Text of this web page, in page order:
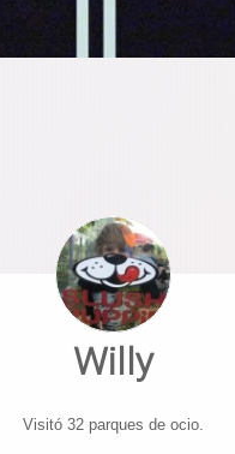
Willy
Visitó 32 parques de ocio.